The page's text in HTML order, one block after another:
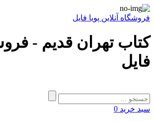
فروشگاه آنلاین پویا فایل
کتاب تهران قدیم -
فایل
سبد خرید 0